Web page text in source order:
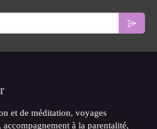
et de méditation, voyages
accompagnement à la parentalité,